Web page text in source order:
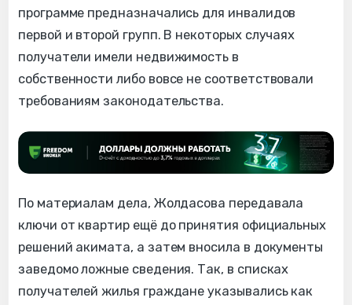
программе предназначались для инвалидов
первой и второй групп. В некоторых случаях
получатели имели недвижимость в
собственности либо вовсе не соответствовали
требованиям законодательства.
По материалам дела, Жолдасова передавала
ключи от квартир ещё до принятия официальных
решений акимата, а затем вносила в документы
заведомо ложные сведения. Так, в списках
получателей жилья граждане указывались как